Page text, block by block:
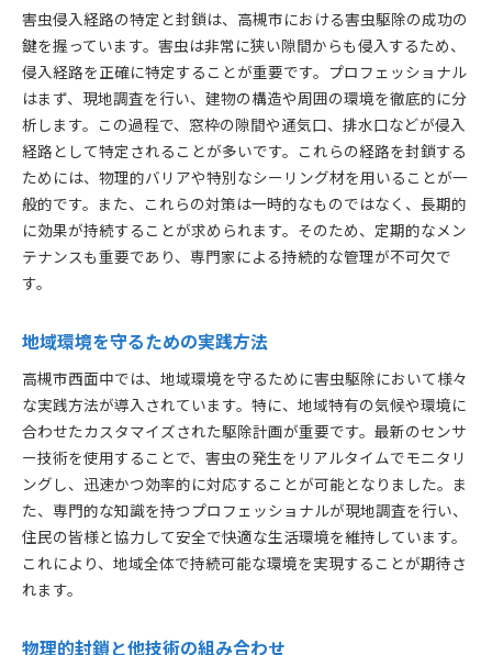
害虫侵入経路の特定と封鎖は、高槻市における害虫駆除の成功の
鍵を握っています。害虫は非常に狭い隙間からも侵入するため、
侵入経路を正確に特定することが重要です。プロフェッショナル
はまず、現地調査を行い、建物の構造や周囲の環境を徹底的に分
析します。この過程で、窓枠の隙間や通気口、排水口などが侵入
経路として特定されることが多いです。これらの経路を封鎖する
ためには、物理的バリアや特別なシーリング材を用いることが一
般的です。また、これらの対策は一時的なものではなく、長期的
に効果が持続することが求められます。そのため、定期的なメン
テナンスも重要であり、専門家による持続的な管理が不可欠で
す。
地域環境を守るための実践方法
高槻市西面中では、地域環境を守るために害虫駆除において様々
な実践方法が導入されています。特に、地域特有の気候や環境に
合わせたカスタマイズされた駆除計画が重要です。最新のセンサ
ー技術を使用することで、害虫の発生をリアルタイムでモニタリ
ングし、迅速かつ効率的に対応することが可能となりました。ま
た、専門的な知識を持つプロフェッショナルが現地調査を行い、
住民の皆様と協力して安全で快適な生活環境を維持しています。
これにより、地域全体で持続可能な環境を実現することが期待さ
れます。
物理的封鎖と他技術の組み合わせ